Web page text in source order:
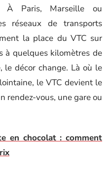
À Paris, Marseille ou
réseaux de transports
la place du VTC sur
à quelques kilomètres de
décor change. Là où le
le VTC devient le
rendez-vous, une gare ou
en chocolat : comment